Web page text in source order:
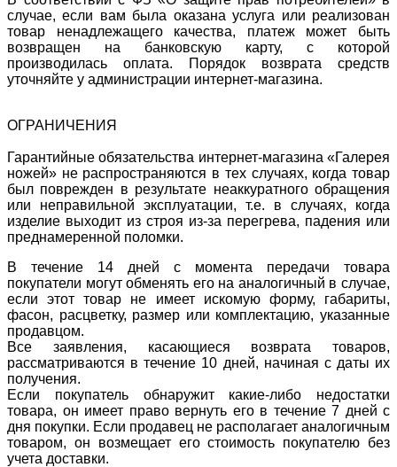
случае, если вам была оказана услуга или реализован
товар ненадлежащего качества, платеж может быть
возвращен на банковскую карту, с которой
производилась оплата. Порядок возврата средств
уточняйте у администрации интернет-магазина.
ОГРАНИЧЕНИЯ
Гарантийные обязательства интернет-магазина «Галерея
ножей» не распространяются в тех случаях, когда товар
был поврежден в результате неаккуратного обращения
или неправильной эксплуатации, т.е. в случаях, когда
изделие выходит из строя из-за перегрева, падения или
преднамеренной поломки.
В течение 14 дней с момента передачи товара
покупатели могут обменять его на аналогичный в случае,
если этот товар не имеет искомую форму, габариты,
фасон, расцветку, размер или комплектацию, указанные
продавцом.
Все заявления, касающиеся возврата товаров,
рассматриваются в течение 10 дней, начиная с даты их
получения.
Если покупатель обнаружит какие-либо недостатки
товара, он имеет право вернуть его в течение 7 дней с
дня покупки. Если продавец не располагает аналогичным
товаром, он возмещает его стоимость покупателю без
учета доставки.